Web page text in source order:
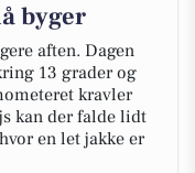
byger
aften. Dagen
13 grader og
kravler
kan der falde lidt
en let jakke er